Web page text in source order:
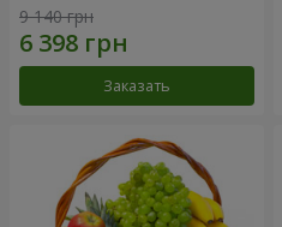
9 140 грн
Заказать